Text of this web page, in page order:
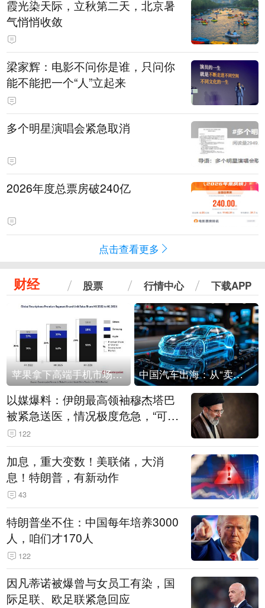
霞光染天际，立秋第二天，北京暑
气悄悄收敛
梁家辉：电影不问你是谁，只问你
能不能把一个“人”立起来
多个明星演唱会紧急取消
2026年度总票房破240亿
点击查看更多
财经 股票 行情中心 下载APP
苹果拿下高端手机市场65%的份额：iPhone 17系列功不可没 中国汽车出海：从“卖出去”到“走进去”
以媒爆料：伊朗最高领袖穆杰塔巴
被紧急送医，情况极度危急，“可能
随时会死去”
122
加息，重大变数！美联储，大消
息！特朗普，有新动作
43
特朗普坐不住：中国每年培养3000
人，咱们才170人
122
因凡蒂诺被爆曾与女员工有染，国
际足联、欧足联紧急回应